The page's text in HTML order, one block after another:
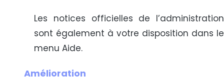
Les notices officielles de l’administration
sont également à votre disposition dans le
menu Aide.
Amélioration